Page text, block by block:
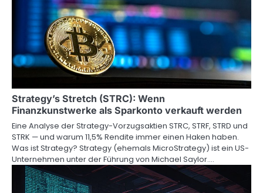
Strategy’s Stretch (STRC): Wenn
Finanzkunstwerke als Sparkonto verkauft werden
Eine Analyse der Strategy-Vorzugsaktien STRC, STRF, STRD und
STRK — und warum 11,5% Rendite immer einen Haken haben.
Was ist Strategy? Strategy (ehemals MicroStrategy) ist ein US-
Unternehmen unter der Führung von Michael Saylor.…